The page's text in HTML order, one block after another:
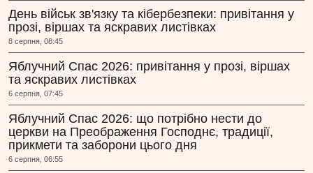
День військ зв'язку та кібербезпеки: привітання у
прозі, віршах та яскравих листівках
8 серпня, 08:45
Яблучний Спас 2026: привітання у прозі, віршах
та яскравих листівках
6 серпня, 07:45
Яблучний Спас 2026: що потрібно нести до
церкви на Преображення Господнє, традиції,
прикмети та заборони цього дня
6 серпня, 06:55